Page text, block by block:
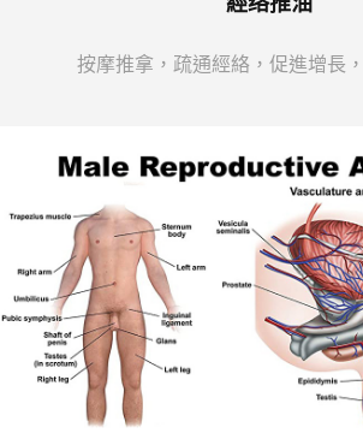
按摩推拿，疏通經絡，促進增長